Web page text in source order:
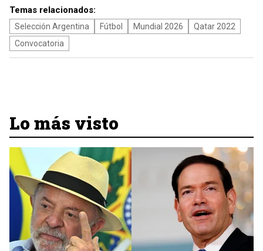
Temas relacionados:
Selección Argentina Fútbol Mundial 2026
Qatar 2022
Convocatoria
Lo más visto